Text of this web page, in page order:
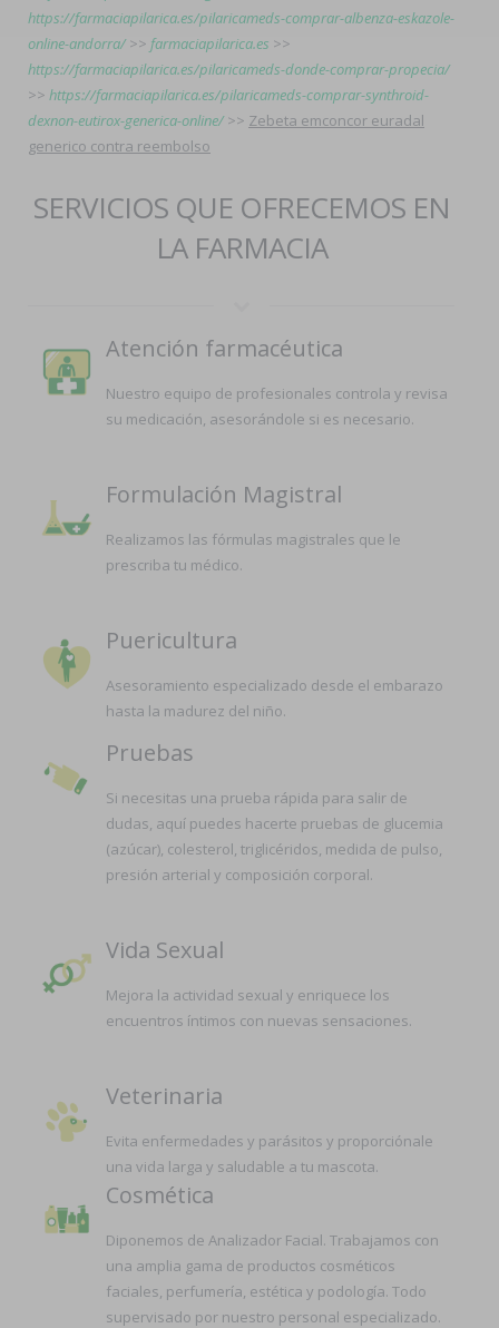
https://farmaciapilarica.es/pilaricameds-comprar-albenza-eskazole-
online-andorra/>> farmaciapilarica.es >>
https://farmaciapilarica.es/pilaricameds-donde-comprar-propecia/
>> https://farmaciapilarica.es/pilaricameds-comprar-synthroid-
dexnon-eutirox-generica-online/>> Zebeta emconcor euradal
generico contra reembolso
SERVICIOS QUE OFRECEMOS EN
LA FARMACIA
Atención farmacéutica
Nuestro equipo de profesionales controla y revisa
su medicación, asesorándole si es necesario.
Formulación Magistral
Realizamos las fórmulas magistrales que le
prescriba tu médico.
Puericultura
Asesoramiento especializado desde el embarazo
hasta la madurez del niño.
Pruebas
Si necesitas una prueba rápida para salir de
dudas, aquí puedes hacerte pruebas de glucemia
(azúcar), colesterol, triglicéridos, medida de pulso,
presión arterial y composición corporal.
Vida Sexual
Mejora la actividad sexual y enriquece los
encuentros íntimos con nuevas sensaciones.
Veterinaria
Evita enfermedades y parásitos y proporciónale
una vida larga y saludable a tu mascota.
Cosmética
Diponemos de Analizador Facial. Trabajamos con
una amplia gama de productos cosméticos
faciales, perfumería, estética y podología. Todo
supervisado por nuestro personal especializado.